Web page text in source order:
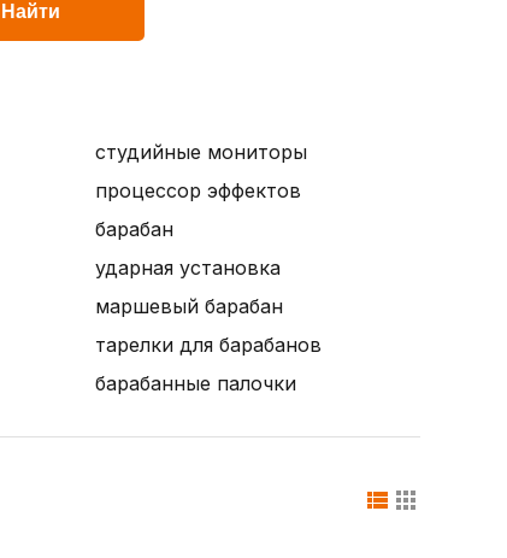
Найти
студийные мониторы
процессор эффектов
барабан
ударная установка
маршевый барабан
тарелки для барабанов
барабанные палочки